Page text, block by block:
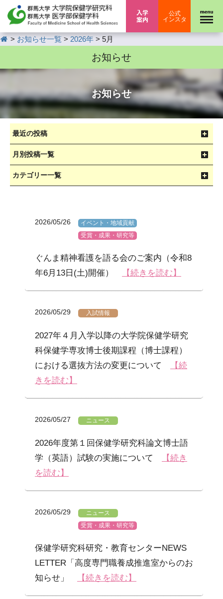
公式
インスタ
HOME
> お知らせ一覧 > 2026年 > 5月
お知らせ
お知らせ
最近の投稿
月別投稿一覧
カテゴリー一覧
2026/05/26
イベント・地域貢献
受賞・成果・研究等
ぐんま精神看護を語る会のご案内（令和8
年6月13日(土)開催）
【続きを読む】
2026/05/29 入試情報
2027年４月入学以降の大学院保健学研究
科保健学専攻博士後期課程（博士課程）
における選抜方法の変更について
【続
きを読む】
2026/05/27 ニュース
2026年度第１回保健学研究科論文博士語
学（英語）試験の実施について
【続き
を読む】
2026/05/29
ニュース
受賞・成果・研究等
保健学研究科研究・教育センターNEWS
LETTER「高度専門職養成推進室からのお
知らせ」
【続きを読む】